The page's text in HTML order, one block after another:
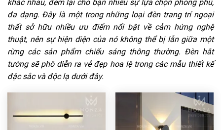
khác nhau, đem lại cho bạn nhiều sự lựa chọn phong phú,
đa dạng. Đây là một trong những loại đèn trang trí ngoại
thất sở hữu nhiều ưu điểm nổi bật về cảm hứng nghệ
thuật, nên sự hiện diện của nó không thể bị lẫn giữa một
rừng các sản phẩm chiếu sáng thông thường. Đèn hắt
tường sẽ phô diễn ra vẻ đẹp hoa lệ trong các mẫu thiết kế
đặc sắc và độc lạ dưới đây.